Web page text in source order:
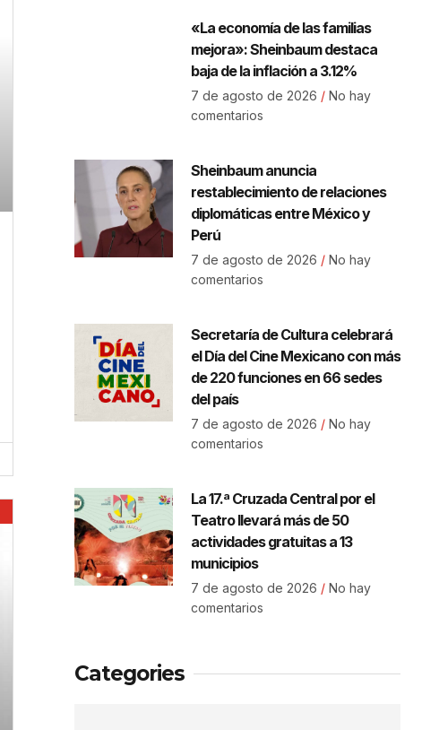
«La economía de las familias
mejora»: Sheinbaum destaca
baja de la inflación a 3.12%
7 de agosto de 2026 No hay
comentarios
Sheinbaum anuncia
restablecimiento de relaciones
diplomáticas entre México y
Perú
7 de agosto de 2026 No hay
comentarios
Secretaría de Cultura celebrará
el Día del Cine Mexicano con más
de 220 funciones en 66 sedes
del país
7 de agosto de 2026 No hay
comentarios
La 17.ª Cruzada Central por el
Teatro llevará más de 50
actividades gratuitas a 13
municipios
7 de agosto de 2026 No hay
comentarios
Categories